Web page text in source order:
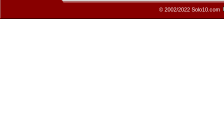
© 2002/2022 Solo10.com